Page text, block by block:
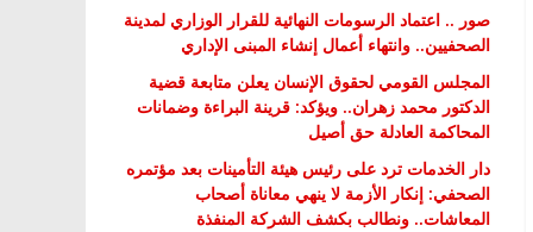
صور .. اعتماد الرسومات النهائية للقرار الوزاري لمدينة
الصحفيين.. وانتهاء أعمال إنشاء المبنى الإداري
المجلس القومي لحقوق الإنسان يعلن متابعة قضية
الدكتور محمد زهران.. ويؤكد: قرينة البراءة وضمانات
المحاكمة العادلة حق أصيل
دار الخدمات ترد على رئيس هيئة التأمينات بعد مؤتمره
الصحفي: إنكار الأزمة لا ينهي معاناة أصحاب
المعاشات.. ونطالب بكشف الشركة المنفذة